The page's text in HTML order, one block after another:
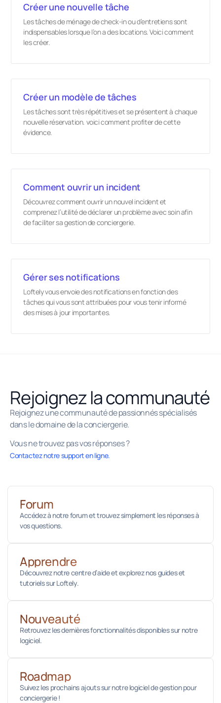
Créer une nouvelle tâche
Les tâches de ménage de check-in ou d’entretiens sont
indispensables lorsque l’on a des locations. Voici comment
les créer.
Créer un modèle de tâches
Les tâches sont très répétitives et se présentent à chaque
nouvelle réservation. voici comment profiter de cette
évidence.
Comment ouvrir un incident
Découvrez comment ouvrir un nouvel incident et
comprenez l’utilité de déclarer un problème avec soin afin
de faciliter sa gestion de conciergerie.
Gérer ses notifications
Loftely vous envoie des notifications en fonction des
tâches qui vous sont attribuées pour vous tenir informé
des mises à jour importantes.
Rejoignez la communauté
Rejoignez une communauté de passionnés spécialisés
dans le domaine de la conciergerie.
Vous ne trouvez pas vos réponses ?
Contactez notre support en ligne.
Forum
Accédez à notre forum et trouvez simplement les réponses à
vos questions.
Apprendre
Découvrez notre centre d’aide et explorez nos guides et
tutoriels sur Loftely.
Nouveauté
Retrouvez les dernières fonctionnalités disponibles sur notre
logiciel.
Roadmap
Suivez les prochains ajouts sur notre logiciel de gestion pour
conciergerie !